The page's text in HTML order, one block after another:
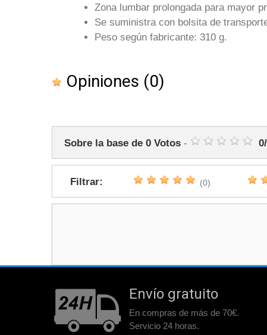
Zona lumbar prolongada para mayor
Se suministra con bolsita de
Peso según fabricante: 310 g.
Opiniones (0)
Sobre la base de 0 Votos - 0/
Filtrar: (0)
Envío gratuito
En compras de más de 70€.
Servicio 24 horas.